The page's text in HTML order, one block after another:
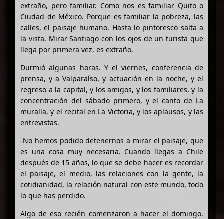
extraño, pero familiar. Como nos es familiar Quito o
Ciudad de México. Porque es familiar la pobreza, las
calles, el paisaje humano. Hasta lo pintoresco salta a
la vista. Mirar Santiago con los ojos de un turista que
llega por primera vez, es extraño.
Durmió algunas horas. Y el viernes, conferencia de
prensa, y a Valparaíso, y actuación en la noche, y el
regreso a la capital, y los amigos, y los familiares, y la
concentración del sábado primero, y el canto de La
muralla, y el recital en La Victoria, y los aplausos, y las
entrevistas.
-No hemos podido detenernos a mirar el paisaje, que
es una cosa muy necesaria. Cuando llegas a Chile
después de 15 años, lo que se debe hacer es recordar
el paisaje, el medio, las relaciones con la gente, la
cotidianidad, la relación natural con este mundo, todo
lo que has perdido.
Algo de eso recién comenzaron a hacer el domingo.